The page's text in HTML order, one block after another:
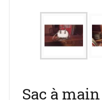
Sac à